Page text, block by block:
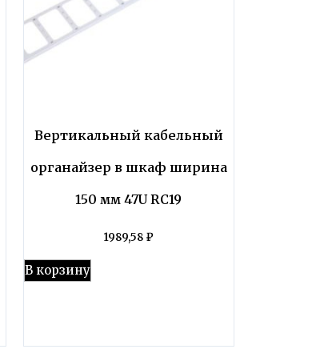
Вертикальный кабельный
органайзер в шкаф ширина
150 мм 47U RC19
1989,58 ₽
В корзину